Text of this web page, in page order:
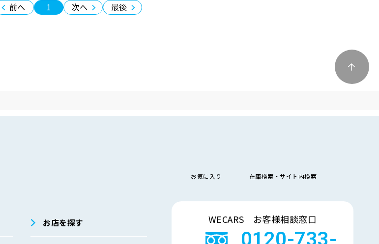
前へ 1 次へ 最後
お気に入り 在庫検索・サイト内検索
お店を探す WECARS お客様相談窓口
0120-733-